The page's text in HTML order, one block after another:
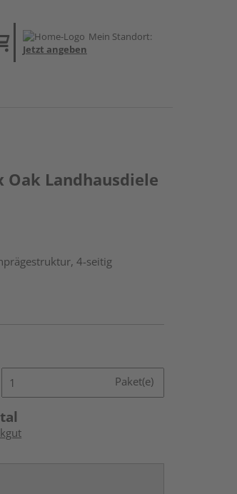
Mein Standort:
Jetzt angeben
Oak Landhausdiele
4-seitig
Paket(e)